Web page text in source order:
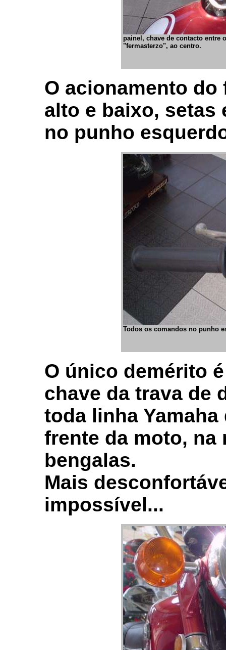
painel, chave de contacto entre
"fermasterzo", ao centro.
O acionamento
alto e baixo, setas
no punho
Todos os comandos no punho
O único demérito
chave da trava de
toda linha
frente da moto, na
bengalas.
Mais
impossível...